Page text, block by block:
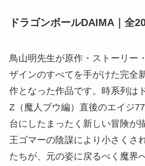
ドラゴンボールDAIMA｜全
鳥山明先生が原作・ストーリー
ザインのすべてを手がけた完全
作となった作品です。時系列は
Z（魔人ブウ編）直後のエイジ
台にしたまったく新しい冒険が
王ゴマーの陰謀により小さくさ
たちが、元の姿に戻るべく魔界